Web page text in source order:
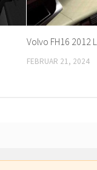
Volvo FH16 2012
FEBRUAR 21, 2024